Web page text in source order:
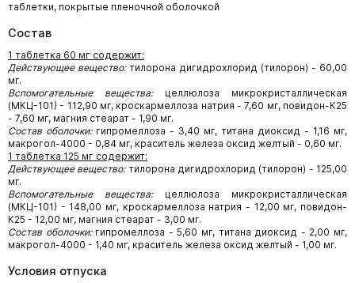
таблетки, покрытые пленочной оболочкой
Состав
1 таблетка 60 мг содержит:
Действующее вещество:тилорона дигидрохлорид (тилорон) - 60,00
мг.
Вспомогательные вещества:целлюлоза микрокристаллическая
(МКЦ-101) - 112,90 мг, кроскармеллоза натрия - 7,60 мг, повидон-К25
- 7,60 мг, магния стеарат - 1,90 мг.
Состав оболочки:гипромеллоза - 3,40 мг, титана диоксид - 1,16 мг,
макрогол-4000 - 0,84 мг, краситель железа оксид желтый - 0,60 мг.
1 таблетка 125 мг содержит:
Действующее вещество:тилорона дигидрохлорид (тилорон) - 125,00
мг.
Вспомогательные вещества:целлюлоза микрокристаллическая
(МКЦ-101) - 148,00 мг, кроскармеллоза натрия - 12,00 мг, повидон-
К25 - 12,00 мг, магния стеарат - 3,00 мг.
Состав оболочки:гипромеллоза - 5,60 мг, титана диоксид - 2,00 мг,
макрогол-4000 - 1,40 мг, краситель железа оксид желтый - 1,00 мг.
Условия отпуска